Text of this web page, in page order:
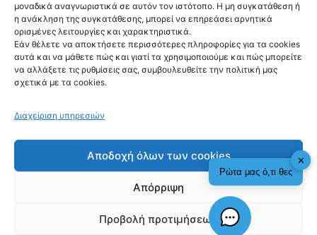
μοναδικά αναγνωριστικά σε αυτόν τον ιστότοπο. Η μη συγκατάθεση ή
η ανάκληση της συγκατάθεσης, μπορεί να επηρεάσει αρνητικά
ορισμένες λειτουργίες και χαρακτηριστικά.
Εάν θέλετε να αποκτήσετε περισσότερες πληροφορίες για τα cookies
αυτά και να μάθετε πώς και γιατί τα χρησιμοποιούμε και πώς μπορείτε
να αλλάξετε τις ρυθμίσεις σας, συμβουλευθείτε την πολιτική μας
σχετικά με τα cookies.
Διαχείριση υπηρεσιών
Αποδοχή όλων των cookies
Απόρριψη
Προβολή προτιμήσεων
Newsletter
fyi.news - copyright 2026
✕
Ρώτα μας ό,τι θες